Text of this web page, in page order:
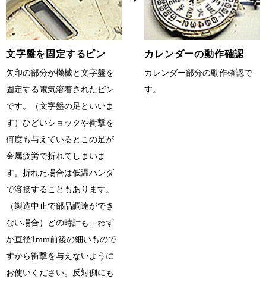
文字盤を固定するピン
矢印の部分が機械と文字盤を
固定する電気溶着されたピン
です。（文字盤の足といいま
す）ひどいショックや衝撃を
何度も与えているとこの足が
金属疲労で折れてしまいま
す。折れた場合は低温ハンダ
で溶接することもあります。
（製造中止で部品調達ができ
ない場合）どの時計も、わず
か直径1mm前後の細いもので
すから衝撃を与えないように
お使いください。反対側にも
カレンダーの動作確認
カレンダー部分の動作確認で
す。